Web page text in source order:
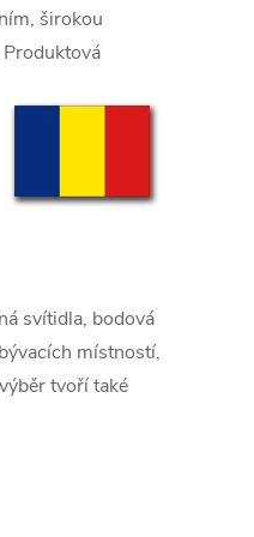
širokou
svítidla, bodová
místností,
tvoří také